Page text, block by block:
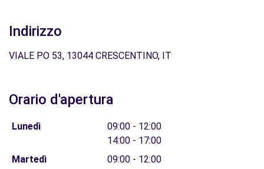
Indirizzo
VIALE PO 53, 13044 CRESCENTINO, IT
Orario d'apertura
Lunedì
09:00 - 12:00
14:00 - 17:00
Martedì
09:00 - 12:00